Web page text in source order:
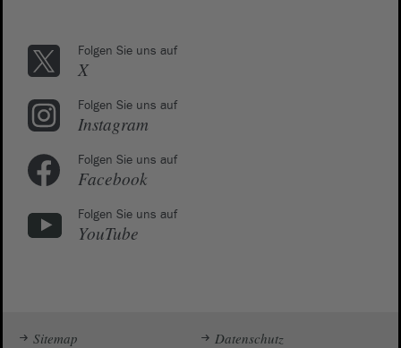
Folgen Sie uns auf
X
Folgen Sie uns auf
Instagram
Folgen Sie uns auf
Facebook
Folgen Sie uns auf
YouTube
Sitemap Datenschutz